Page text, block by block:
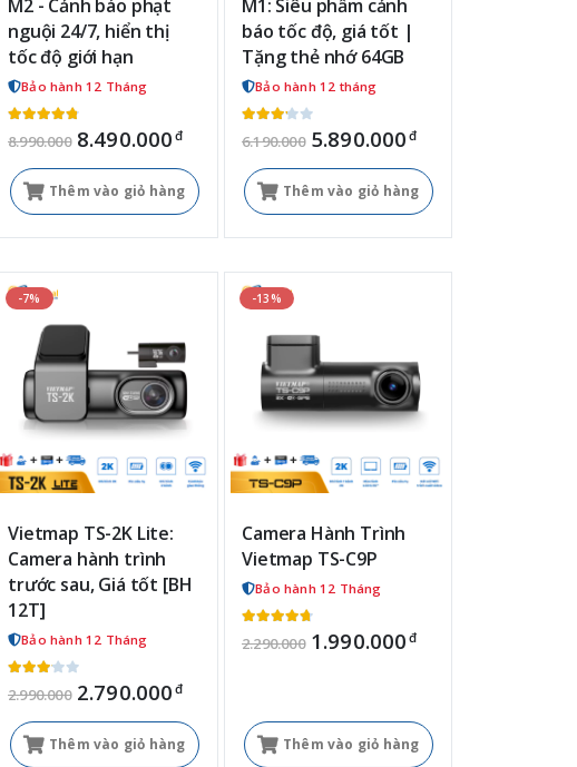
M2 - Cảnh báo phạt
nguội 24/7, hiển thị
tốc độ giới hạn
Bảo hành 12 Tháng
8.990.000 8.490.000 đ
Thêm vào giỏ hàng
M1: Siêu phẩm cảnh
báo tốc độ, giá tốt |
Tặng thẻ nhớ 64GB
Bảo hành 12 tháng
6.190.000 5.890.000 đ
Thêm vào giỏ hàng
-7%
Vietmap TS-2K Lite:
Camera hành trình
trước sau, Giá tốt [BH
12T]
Bảo hành 12 Tháng
2.990.000 2.790.000 đ
Thêm vào giỏ hàng
-13%
Camera Hành Trình
Vietmap TS-C9P
Bảo hành 12 Tháng
2.290.000 1.990.000 đ
Thêm vào giỏ hàng